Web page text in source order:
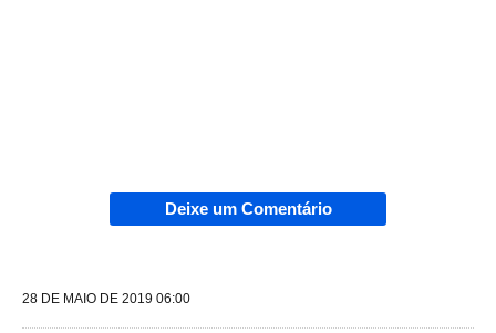
Deixe um Comentário
28 DE MAIO DE 2019 06:00